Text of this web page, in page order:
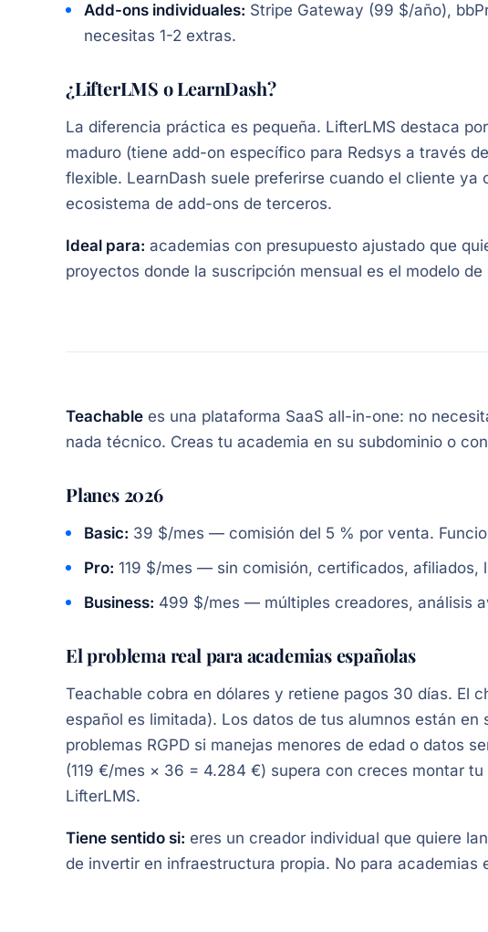
Add-ons individuales: Stripe Gateway (99 $/año),
necesitas 1-2 extras.
¿LifterLMS o LearnDash?
La diferencia práctica es pequeña. LifterLMS destaca
maduro (tiene add-on específico para Redsys a través
flexible. LearnDash suele preferirse cuando el cliente ya
ecosistema de add-ons de terceros.
Ideal para: academias con presupuesto ajustado que
proyectos donde la suscripción mensual es el modelo
Teachable es una plataforma SaaS all-in-one: no
nada técnico. Creas tu academia en su subdominio o
Planes 2026
Basic: 39 $/mes — comisión del 5 % por venta.
Pro: 119 $/mes — sin comisión, certificados, afiliados,
Business: 499 $/mes — múltiples creadores, análisis
El problema real para academias españolas
Teachable cobra en dólares y retiene pagos 30 días. El
español es limitada). Los datos de tus alumnos están
problemas RGPD si manejas menores de edad o datos
(119 €/mes × 36 = 4.284 €) supera con creces montar
LifterLMS.
Tiene sentido si: eres un creador individual que quiere
de invertir en infraestructura propia. No para academias